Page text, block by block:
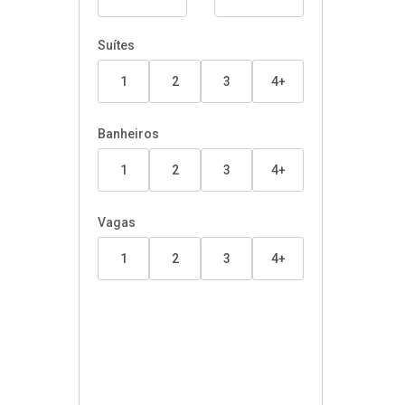
Suítes
1 2 3 4+
Banheiros
1 2 3 4+
Vagas
1 2 3 4+